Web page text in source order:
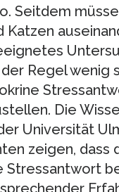
Seitdem
Katzen
Regel wenig
Die
Universität
zeigen, dass